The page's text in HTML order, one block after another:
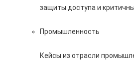
защиты доступа и
Промышленность
Кейсы из отрасли